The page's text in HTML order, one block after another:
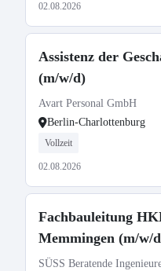
02.08.2026
Assistenz der
(m/w/d)
Avart Personal GmbH
Berlin-Charlottenburg
Vollzeit
02.08.2026
Fachbauleitung
Memmingen (m/w/
SÜSS Beratende